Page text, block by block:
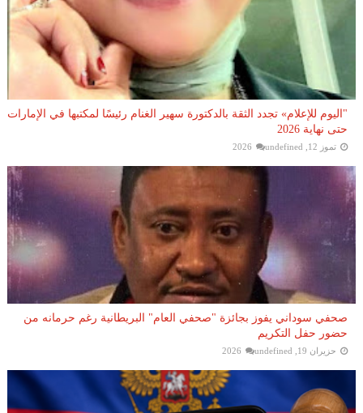
"اليوم للإعلام» تجدد الثقة بالدكتورة سهير الغنام رئيسًا لمكتبها في الإمارات
حتى نهاية 2026
تموز 12, 2026 undefined
صحفي سوداني يفوز بجائزة "صحفي العام" البريطانية رغم حرمانه من
حضور حفل التكريم
حزيران 19, 2026 undefined